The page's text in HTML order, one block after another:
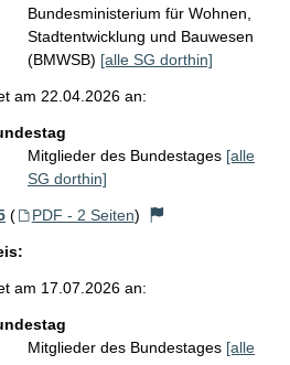
Bundesministerium für Wohnen,
Stadtentwicklung und Bauwesen
(BMWSB) [alle SG dorthin]
am 22.04.2026 an:
Mitglieder des Bundestages [alle
SG dorthin]
( PDF - 2 Seiten)
am 17.07.2026 an:
Mitglieder des Bundestages [alle